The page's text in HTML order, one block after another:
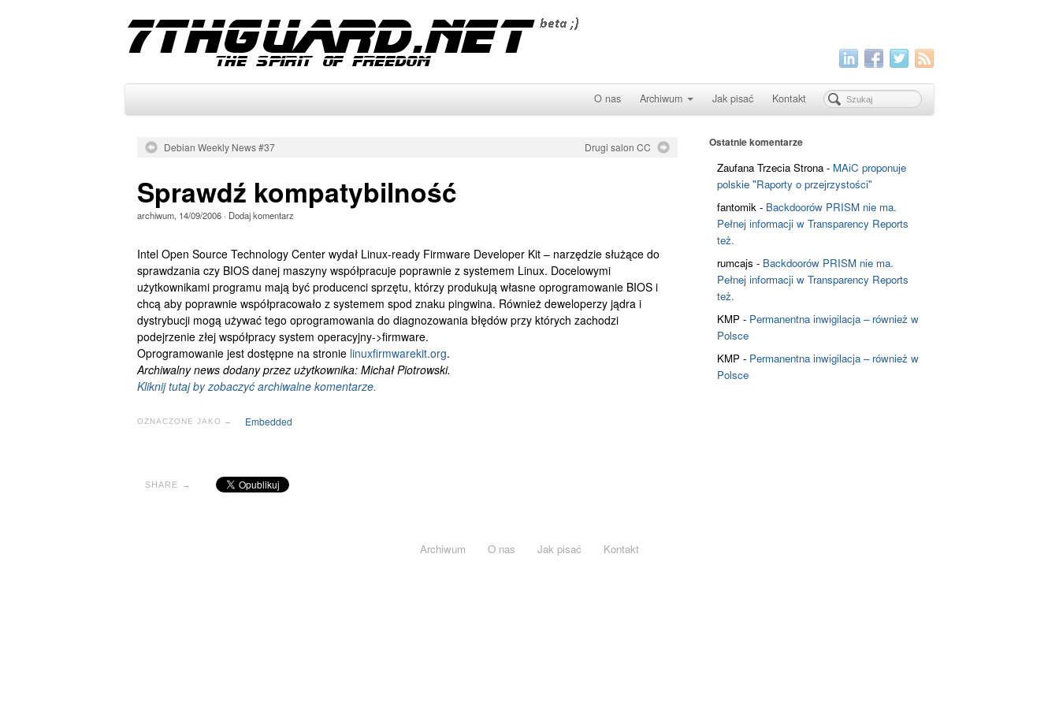
O nas Archiwum Jak pisać Kontakt
Debian Weekly News #37 Drugi salon CC
Sprawdź kompatybilność
archiwum, 14/09/2006 · Dodaj komentarz
Intel Open Source Technology Center wydał Linux-ready Firmware Developer Kit – narzędzie służące do
sprawdzania czy BIOS danej maszyny współpracuje poprawnie z systemem Linux. Docelowymi
użytkownikami programu mają być producenci sprzętu, którzy produkują własne oprogramowanie BIOS i
chcą aby poprawnie współpracowało z systemem spod znaku pingwina. Również deweloperzy jądra i
dystrybucji mogą używać tego oprogramowania do diagnozowania błędów przy których zachodzi
podejrzenie złej współpracy system operacyjny->firmware.
Oprogramowanie jest dostępne na stronie linuxfirmwarekit.org.
Archiwalny news dodany przez użytkownika: Michał Piotrowski.
Kliknij tutaj by zobaczyć archiwalne komentarze.
OZNACZONE JAKO → Embedded
SHARE →
Ostatnie komentarze
Zaufana Trzecia Strona- MAiC proponuje
polskie "Raporty o przejrzystości"
fantomik- Backdoorów PRISM nie ma.
Pełnej informacji w Transparency Reports
też.
rumcajs - Backdoorów PRISM nie ma.
Pełnej informacji w Transparency Reports
też.
KMP- Permanentna inwigilacja – również w
Polsce
KMP- Permanentna inwigilacja – również w
Polsce
Archiwum O nas Jak pisać Kontakt